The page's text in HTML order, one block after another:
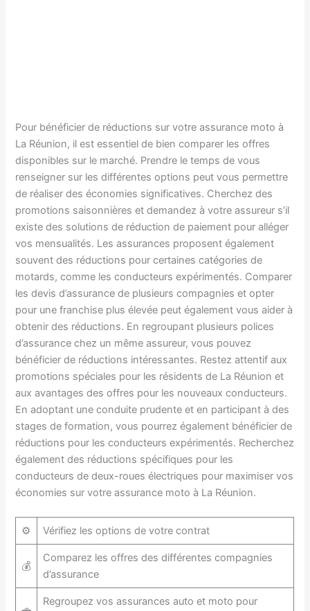
Pour bénéficier de réductions sur votre assurance moto à
La Réunion, il est essentiel de bien comparer les offres
disponibles sur le marché. Prendre le temps de vous
renseigner sur les différentes options peut vous permettre
de réaliser des économies significatives. Cherchez des
promotions saisonnières et demandez à votre assureur s’il
existe des solutions de réduction de paiement pour alléger
vos mensualités. Les assurances proposent également
souvent des réductions pour certaines catégories de
motards, comme les conducteurs expérimentés. Comparer
les devis d’assurance de plusieurs compagnies et opter
pour une franchise plus élevée peut également vous aider à
obtenir des réductions. En regroupant plusieurs polices
d’assurance chez un même assureur, vous pouvez
bénéficier de réductions intéressantes. Restez attentif aux
promotions spéciales pour les résidents de La Réunion et
aux avantages des offres pour les nouveaux conducteurs.
En adoptant une conduite prudente et en participant à des
stages de formation, vous pourrez également bénéficier de
réductions pour les conducteurs expérimentés. Recherchez
également des réductions spécifiques pour les
conducteurs de deux-roues électriques pour maximiser vos
économies sur votre assurance moto à La Réunion.
⚙️ Vérifiez les options de votre contrat
💰
Comparez les offres des différentes compagnies
d’assurance
Regroupez vos assurances auto et moto pour